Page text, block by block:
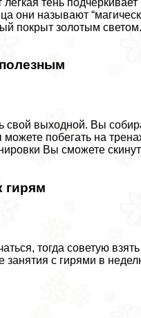
они называют
покрыт золотым светом.
свой выходной. Вы
побегать на
Вы сможете
гирям
тогда советую
занятия с гирями в